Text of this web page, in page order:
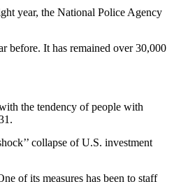
year, the National Police Agency
before. It has remained over 30,000
the tendency of people with
collapse of U.S. investment
of its measures has been to staff